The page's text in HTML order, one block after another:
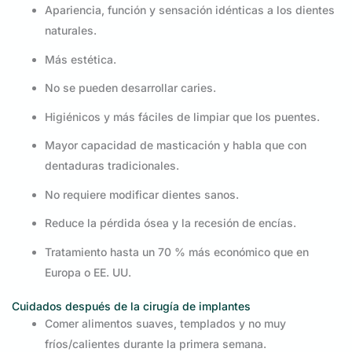
Apariencia, función y sensación idénticas a los dientes
naturales.
Más estética.
No se pueden desarrollar caries.
Higiénicos y más fáciles de limpiar que los puentes.
Mayor capacidad de masticación y habla que con
dentaduras tradicionales.
No requiere modificar dientes sanos.
Reduce la pérdida ósea y la recesión de encías.
Tratamiento hasta un 70 % más económico que en
Europa o EE. UU.
Cuidados después de la cirugía de implantes
Comer alimentos suaves, templados y no muy
fríos/calientes durante la primera semana.